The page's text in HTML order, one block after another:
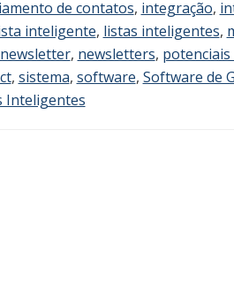
de contatos, integração,
inteligente, listas inteligentes,
newsletter, newsletters, potenciais
, sistema, software, Software de
Inteligentes